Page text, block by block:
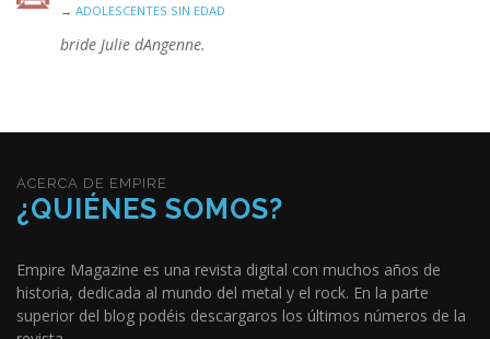
→ ADOLESCENTES SIN EDAD
bride Julie dAngenne.
ACERCA DE EMPIRE
¿QUIÉNES SOMOS?
Empire Magazine es una revista digital con muchos años de
historia, dedicada al mundo del metal y el rock. En la parte
superior del blog podéis descargaros los últimos números de la